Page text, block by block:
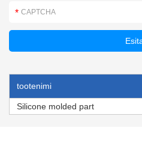
tootenimi
Silicone molded part